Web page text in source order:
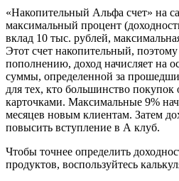
«Накопительный Альфа счет» на
максимальный процент
вклад 10 тыс. рублей,
Этот счет накопительный,
пополнению, доход начисляет на
суммы, определенной за
для тех, кто большинство
карточками. Максимальные 9%
месяцев новым клиентам. Затем
повысить вступление в А клуб.
Чтобы точнее определить
продуктов, воспользуйтесь